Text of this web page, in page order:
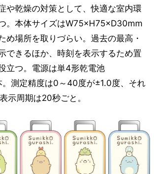
や乾燥の対策として、快適な室内環
。本体サイズはW75×H75×D30mm
め場所を取りづらい。過去の最高・
できるほか、時刻を表示するため置
立つ。電源は単4形乾電池
。測定精度は0～40度が±1.0度、それ
示周期は20秒ごと。